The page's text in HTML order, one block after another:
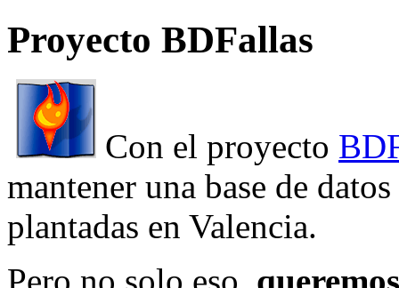
Proyecto BDFallas
Con el proyecto
mantener una base de
plantadas en Valencia.
Pero no solo eso,